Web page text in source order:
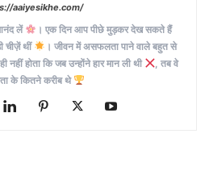
aaiyesikhe.com/
लें
। एक दिन आप पीछे मुड़कर देख सकते हैं
चीज़ें थीं
। जीवन में असफलता पाने वाले बहुत से
नहीं होता कि जब उन्होंने हार मान ली थी
, तब वे
के कितने करीब थे